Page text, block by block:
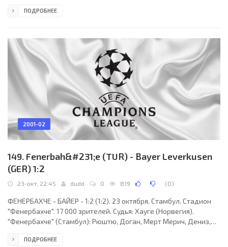
Бекхэм, Батт (Сульшер, 73), ван Нистелрой, Гиггз, Скоулз, Браун.
Джорджевич, Маврогенидис (Пурсанидис, 46), Офори-Куайе,
Контис, Александрис (Алвес, 63), Анатолакис. Наказания:
ПОДРОБНЕЕ
2001-02
149. Fenerbah&#231;e (TUR) - Bayer Leverkusen
(GER) 1:2
23-окт, 22:45 dudd 0 819 (0)
ФЕНЕРБАХЧЕ - БАЙЕР - 1:2 (1:2). 23 октября. Стамбул. Стадион
"Фенербахче". 17 000 зрителей. Судья: Хауге (Норвегия).
"Фенербахче" (Стамбул): Рюштю, Доган, Мерт Мерич, Дениз,
Али Гюнеш, Лазетич (Хакан Байрактар, 65), Октай. "Байер"
ПОДРОБНЕЕ